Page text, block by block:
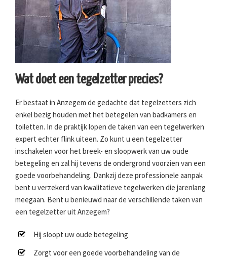
Wat doet een tegelzetter precies?
Er bestaat in Anzegem de gedachte dat tegelzetters zich
enkel bezig houden met het betegelen van badkamers en
toiletten. In de praktijk lopen de taken van een tegelwerken
expert echter flink uiteen. Zo kunt u een tegelzetter
inschakelen voor het breek- en sloopwerk van uw oude
betegeling en zal hij tevens de ondergrond voorzien van een
goede voorbehandeling. Dankzij deze professionele aanpak
bent u verzekerd van kwalitatieve tegelwerken die jarenlang
meegaan. Bent u benieuwd naar de verschillende taken van
een tegelzetter uit Anzegem?
Hij sloopt uw oude betegeling
Zorgt voor een goede voorbehandeling van de